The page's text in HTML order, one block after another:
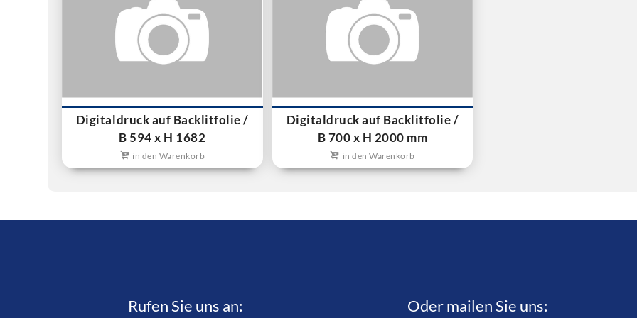
Digitaldruck auf Backlitfolie /
B 594 x H 1682
in den Warenkorb
Digitaldruck auf Backlitfolie /
B 700 x H 2000 mm
in den Warenkorb
Rufen Sie uns an:­ Oder mailen Sie uns: